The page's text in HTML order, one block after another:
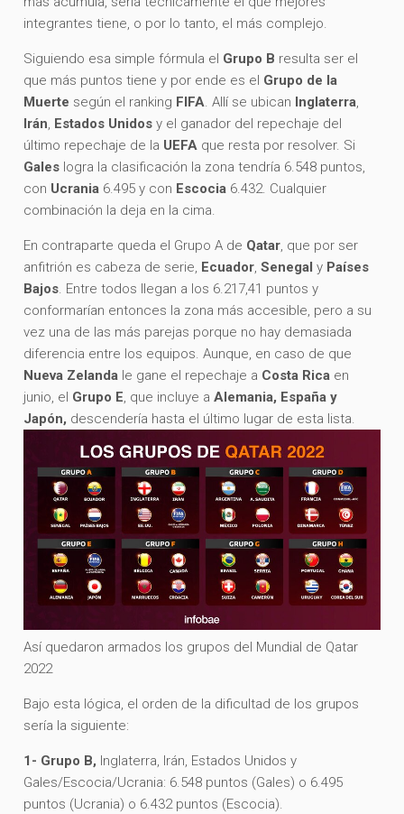
integrantes tiene, o por lo tanto, el más complejo.
Siguiendo esa simple fórmula el Grupo B resulta ser el
que más puntos tiene y por ende es el Grupo de la
Muerte según el ranking FIFA. Allí se ubican Inglaterra,
Irán, Estados Unidosy el ganador del repechaje del
último repechaje de la UEFA que resta por resolver. Si
Gales logra la clasificación la zona tendría 6.548 puntos,
con Ucrania 6.495 y con Escocia 6.432. Cualquier
combinación la deja en la cima.
En contraparte queda el Grupo A de Qatar, que por ser
anfitrión es cabeza de serie, Ecuador,Senegaly Países
Bajos. Entre todos llegan a los 6.217,41 puntos y
conformarían entonces la zona más accesible, pero a su
vez una de las más parejas porque no hay demasiada
diferencia entre los equipos. Aunque, en caso de que
Nueva Zelanda le gane el repechaje a Costa Rica en
junio, el Grupo E, que incluye aAlemania, España y
Japón, descendería hasta el último lugar de esta lista.
Así quedaron armados los grupos del Mundial de Qatar
2022
Bajo esta lógica, el orden de la dificultad de los grupos
sería la siguiente:
1- Grupo B, Inglaterra, Irán, Estados Unidos y
Gales/Escocia/Ucrania: 6.548 puntos (Gales) o 6.495
puntos (Ucrania) o 6.432 puntos (Escocia).